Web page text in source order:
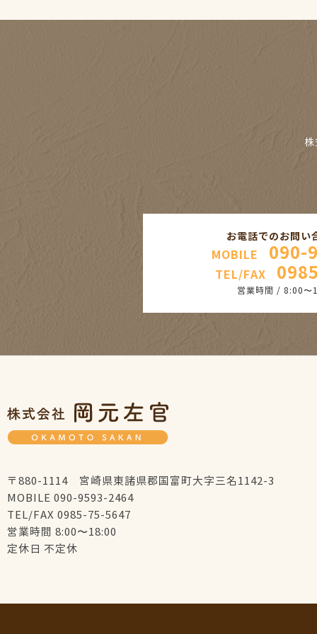
株
お電話でのお問い
MOBILE 090-
TEL/FAX
営業時間 / 8:00
〒880-1114 宮崎県東諸県郡国富町大字三名1142-3
MOBILE 090-9593-2464
TEL/FAX 0985-75-5647
営業時間 8:00〜18:00
定休日 不定休